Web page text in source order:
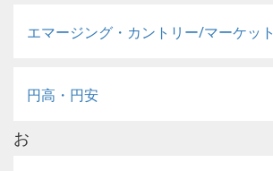
エマージング・カントリー/マーケット
円高・円安
お